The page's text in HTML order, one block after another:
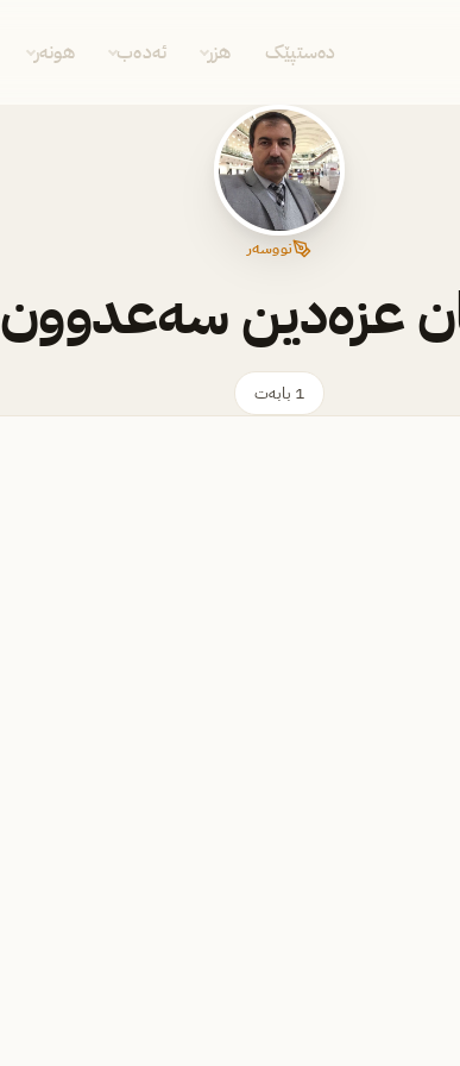
دەستپێک هزر ئەدەب هونەر
نووسەر
عزەدین سەعدوون
1 بابەت